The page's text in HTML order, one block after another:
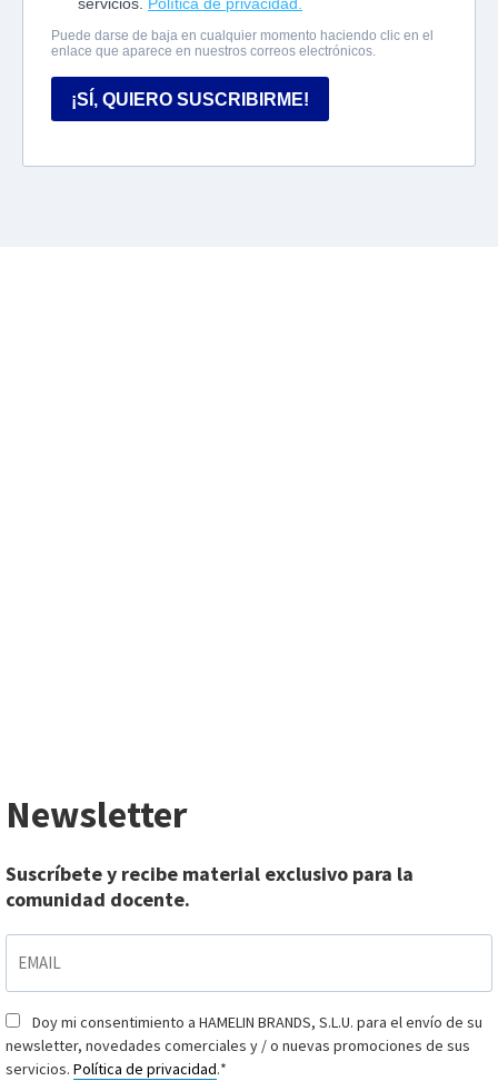
Newsletter
Suscríbete y recibe material exclusivo para la
comunidad docente.
Consentimiento*
Doy mi consentimiento a HAMELIN BRANDS, S.L.U. para el envío de su
newsletter, novedades comerciales y / o nuevas promociones de sus
servicios. Política de privacidad.*